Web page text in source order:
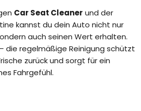
Car Seat Cleaner und der
kannst du dein Auto nicht nur
auch seinen Wert erhalten.
die regelmäßige Reinigung schützt
zurück und sorgt für ein
Fahrgefühl.